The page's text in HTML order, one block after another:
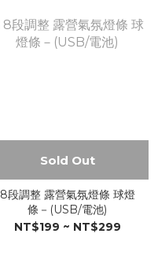
Sold Out
8段調整 露營氣氛燈條 球燈
條－(USB/電池)
NT$199 ~ NT$299